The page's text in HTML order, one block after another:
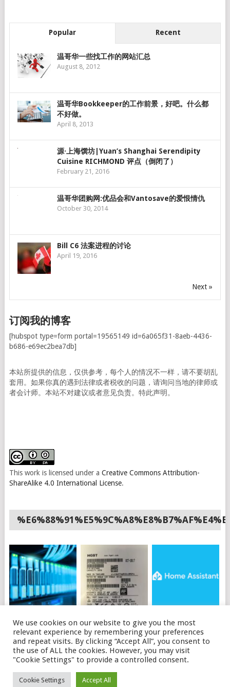
Popular Recent
温哥华一些找工作的网站汇总
August 8, 2012
温哥华Bookkeeper的工作前景，好吧。什么都
不好做。
April 8, 2013
源·上海馔坊|Yuan’s Shanghai Serendipity
Cuisine RICHMOND 评点（倒闭了）
February 21, 2016
温哥华团购网:优品会和Vantosave的爱恨情仇
October 30, 2014
Bill C6 法案进程的讨论
April 19, 2016
Next »
订阅我的博客
[hubspot type=form portal=19565149 id=6a065f31-8aeb-4436-
b686-e69ec2bea7db]
本站所提供的信息，仅供参考，每个人的情况不一样，请不要胡乱
套用。如果你真的遇到法律或者税收的问题，请询问当地的律师或
者会计师。本站不对建议或者意见负责。特此声明。
This work is licensed under a Creative Commons Attribution-
ShareAlike 4.0 International License.
独立服务器
识别的可能原因及解决
办法
装HACS
THEME BYMYTHEMESHOP
We use cookies on our website to give you the most
relevant experience by remembering your preferences
and repeat visits. By clicking “Accept All”, you consent to
the use of ALL the cookies. However, you may visit
"Cookie Settings" to provide a controlled consent.
Cookie Settings Accept All